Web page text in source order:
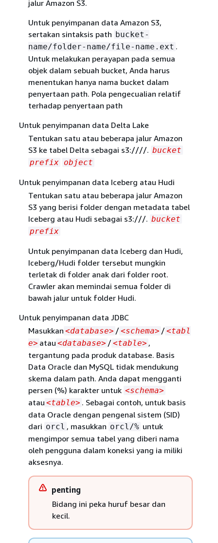
jalur Amazon S3.
Untuk penyimpanan data Amazon S3,
sertakan sintaksis path bucket-
name/folder-name/file-name.ext .
Untuk melakukan perayapan pada semua
objek dalam sebuah bucket, Anda harus
menentukan hanya nama bucket dalam
penyertaan path. Pola pengecualian relatif
terhadap penyertaan path
Untuk penyimpanan data Delta Lake
Tentukan satu atau beberapa jalur Amazon
S3 ke tabel Delta sebagai s3:////. bucket
prefix
object
Untuk penyimpanan data Iceberg atau Hudi
Tentukan satu atau beberapa jalur Amazon
S3 yang berisi folder dengan metadata tabel
Iceberg atau Hudi sebagai s3:///. bucket
prefix
Untuk penyimpanan data Iceberg dan Hudi,
Iceberg/Hudi folder tersebut mungkin
terletak di folder anak dari folder root.
Crawler akan memindai semua folder di
bawah jalur untuk folder Hudi.
Untuk penyimpanan data JDBC
Masukkan <database> /<schema> /<tabl
e> atau <database> /<table> ,
tergantung pada produk database. Basis
Data Oracle dan MySQL tidak mendukung
skema dalam path. Anda dapat mengganti
persen (%) karakter untuk <schema>
atau <table> . Sebagai contoh, untuk basis
data Oracle dengan pengenal sistem (SID)
dari orcl , masukkan orcl/% untuk
mengimpor semua tabel yang diberi nama
oleh pengguna dalam koneksi yang ia miliki
aksesnya.
penting
Bidang ini peka huruf besar dan
kecil.